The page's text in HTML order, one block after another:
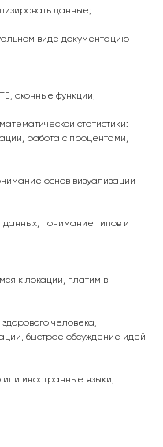
данные;
виде документацию
оконные функции;
статистики:
работа с процентами,
основ визуализации
понимание типов и
к локации, платим в
человека,
быстрое обсуждение идей
иностранные языки,